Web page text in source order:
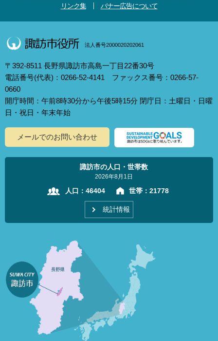
リンク集
バナー広告について
法人番号2000020202061
〒392-8511 長野県諏訪市高島一丁目22番30号
電話番号(代表)：0266-52-4141 ファックス番号：0266-57-
0660
開庁時間：午前8時30分から午後5時15分 閉庁日：土曜日・日曜
日・祝日・年末年始
メールでのお問い合わせ
諏訪市の人口・世帯数
2026年8月1日
人口： 46404 世帯： 21778
統計情報